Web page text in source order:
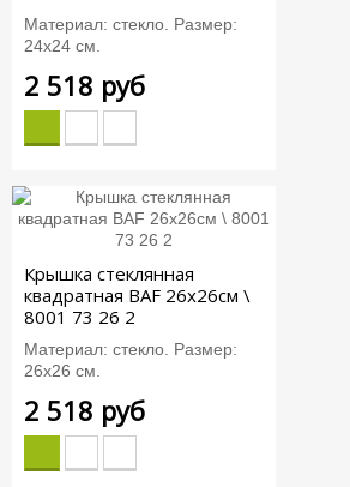
Материал: стекло. Размер:
24х24 см.
2 518 руб
Крышка стеклянная
квадратная BAF 26x26см \
8001 73 26 2
Материал: стекло. Размер:
26х26 см.
2 518 руб